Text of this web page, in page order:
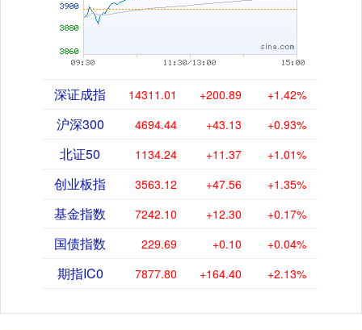
深证成指 14311.01 +200.89 +1.42%
沪深300 4694.44 +43.13 +0.93%
北证50 1134.24 +11.37 +1.01%
创业板指 3563.12 +47.56 +1.35%
基金指数 7242.10 +12.30 +0.17%
国债指数 229.69 +0.10 +0.04%
期指IC0 7877.80 +164.40 +2.13%